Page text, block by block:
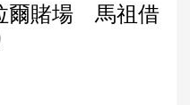
爾賭場 馬祖借